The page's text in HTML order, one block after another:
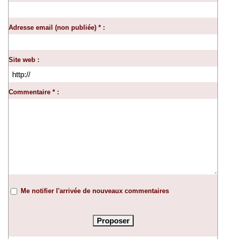
Adresse email (non publiée) * :
Site web :
Commentaire * :
Me notifier l'arrivée de nouveaux commentaires